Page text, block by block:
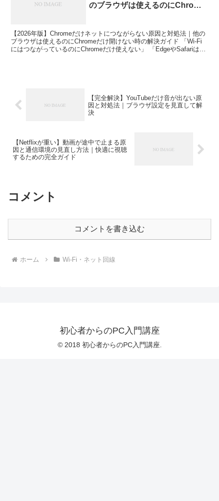
のブラウザは使えるのにChrome
【2026年版】Chromeだけネットにつながらない原因と対処法｜他の
ブラウザは使えるのにChromeだけ開けない時の解決ガイド 「Wi-Fi
にはつながっているのにChromeだけ使えない」 「EdgeやSafariは見
【完全解決】YouTubeだけ音が出ない原
因と対処法｜ブラウザ設定を見直して解
決
【Netflixが重い】動画が途中で止まる原
因と通信環境の見直し方法｜快適に視聴
するための完全ガイド
コメント
コメントを書き込む
ホーム Wi-Fi・ネット回線
初心者からのPC入門講座
© 2018 初心者からのPC入門講座.